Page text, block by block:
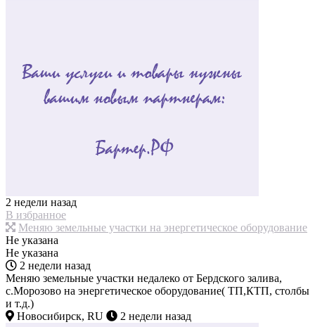
2 недели назад
В избранное
Меняю земельные участки на энергетическое оборудование
Не указана
Не указана
2 недели назад
Меняю земельные участки недалеко от Бердского залива,
с.Морозово на энергетическое оборудование( ТП,КТП, столбы
и т.д.)
Новосибирск, RU
2 недели назад